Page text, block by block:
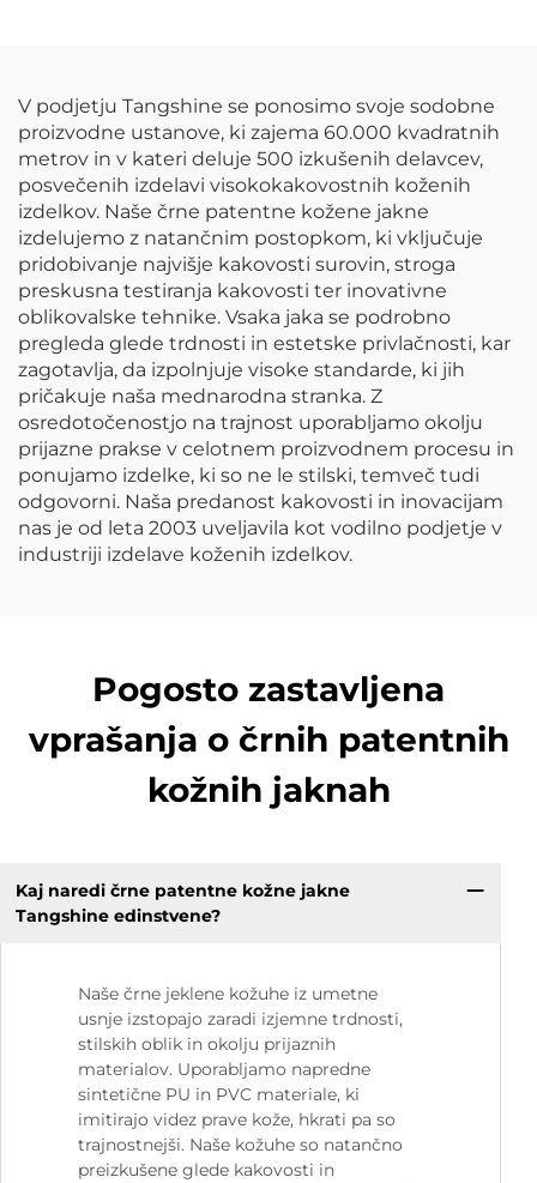
V podjetju Tangshine se ponosimo svoje sodobne
proizvodne ustanove, ki zajema 60.000 kvadratnih
metrov in v kateri deluje 500 izkušenih delavcev,
posvečenih izdelavi visokokakovostnih koženih
izdelkov. Naše črne patentne kožene jakne
izdelujemo z natančnim postopkom, ki vključuje
pridobivanje najvišje kakovosti surovin, stroga
preskusna testiranja kakovosti ter inovativne
oblikovalske tehnike. Vsaka jaka se podrobno
pregleda glede trdnosti in estetske privlačnosti, kar
zagotavlja, da izpolnjuje visoke standarde, ki jih
pričakuje naša mednarodna stranka. Z
osredotočenostjo na trajnost uporabljamo okolju
prijazne prakse v celotnem proizvodnem procesu in
ponujamo izdelke, ki so ne le stilski, temveč tudi
odgovorni. Naša predanost kakovosti in inovacijam
nas je od leta 2003 uveljavila kot vodilno podjetje v
industriji izdelave koženih izdelkov.
Pogosto zastavljena
vprašanja o črnih patentnih
kožnih jaknah
Kaj naredi črne patentne kožne jakne
Tangshine edinstvene?
Naše črne jeklene kožuhe iz umetne
usnje izstopajo zaradi izjemne trdnosti,
stilskih oblik in okolju prijaznih
materialov. Uporabljamo napredne
sintetične PU in PVC materiale, ki
imitirajo videz prave kože, hkrati pa so
trajnostnejši. Naše kožuhe so natančno
preizkušene glede kakovosti in